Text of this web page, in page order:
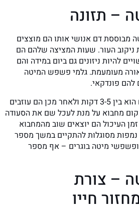
– תזונה
מבוססת דם אנושי אותו הם מוצצים
ניקוב העור. שעות המציצה שלהם הם
להיות ניזונים גם ביום במידה והם
מעומעמת. גלמי פשפש המיטה
להם פונדקאי.
זמן ההזנה של הפשפשים הוא בין 3-5 דקות ולאחר מכן הם עוזבים
מחבוא על מנת לעכל שם את הסעודה
העיכול הם יוצאים שוב מהמחבוא
מסוגלות להתקיים במשך מספר
מיטה בוגרים – אף מספר
– צורת
חייו